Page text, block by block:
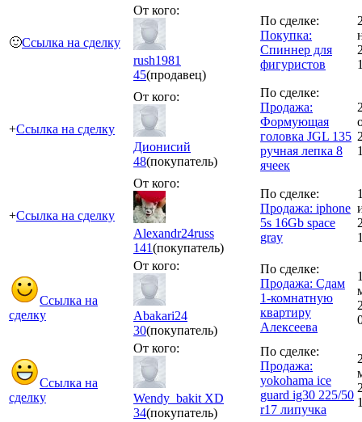
🙂Ссылка на сделку
От кого:
rush1981
45(продавец)
По сделке:
Покупка:
Спиннер для
фигуристов
+Ссылка на сделку
От кого:
Дионисий
48(покупатель)
По сделке:
Продажа:
Формующая
головка JGL 135
ручная лепка 8
ячеек
+Ссылка на сделку
От кого:
Alexandr24russ
141(покупатель)
По сделке:
Продажа: iphone
5s 16Gb space
gray
Ссылка на
сделку
От кого:
Abakari24
30(покупатель)
По сделке:
Продажа: Сдам
1-комнатную
квартиру
Алексеева
Ссылка на
сделку
От кого:
Wendy_bakit XD
34(покупатель)
По сделке:
Продажа:
yokohama ice
guard ig30 225/50
r17 липучка